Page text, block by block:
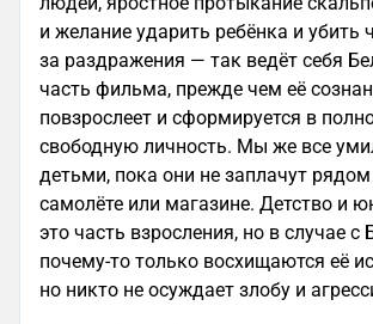
и желание ударить ребёнка и убить
за раздражения — так ведёт себя
часть фильма, прежде чем её
повзрослеет и сформируется в
свободную личность. Мы же все
детьми, пока они не заплачут
самолёте или магазине. Детство и
это часть взросления, но в случае с
почему-то только восхищаются её
но никто не осуждает злобу и